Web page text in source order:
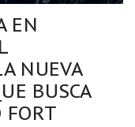
EN
NUEVA
BUSCA
FORT